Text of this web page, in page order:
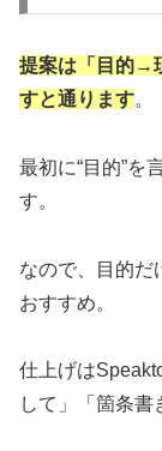
提案は「目的→
すと通ります。
最初に“目的”を
す。
なので、目的だ
おすすめ。
仕上げは
して」「箇条書